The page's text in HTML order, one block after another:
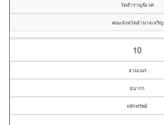
วัดสำราญนิเวศ
คณะจังหวัดอำนาจเจริญ
10
สามเณร
ธนากร
หลักทรัพย์